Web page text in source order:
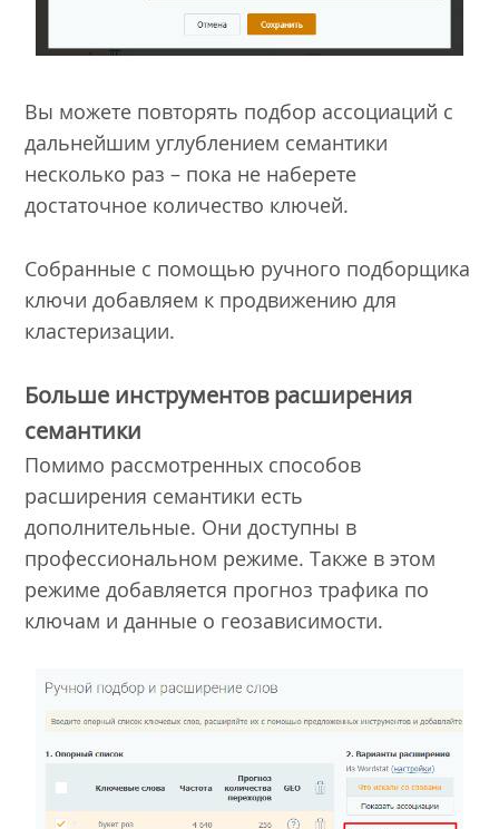
Вы можете повторять подбор ассоциаций с
дальнейшим углублением семантики
несколько раз – пока не наберете
достаточное количество ключей.
Собранные с помощью ручного подборщика
ключи добавляем к продвижению для
кластеризации.
Больше инструментов расширения
семантики
Помимо рассмотренных способов
расширения семантики есть
дополнительные. Они доступны в
профессиональном режиме. Также в этом
режиме добавляется прогноз трафика по
ключам и данные о геозависимости.